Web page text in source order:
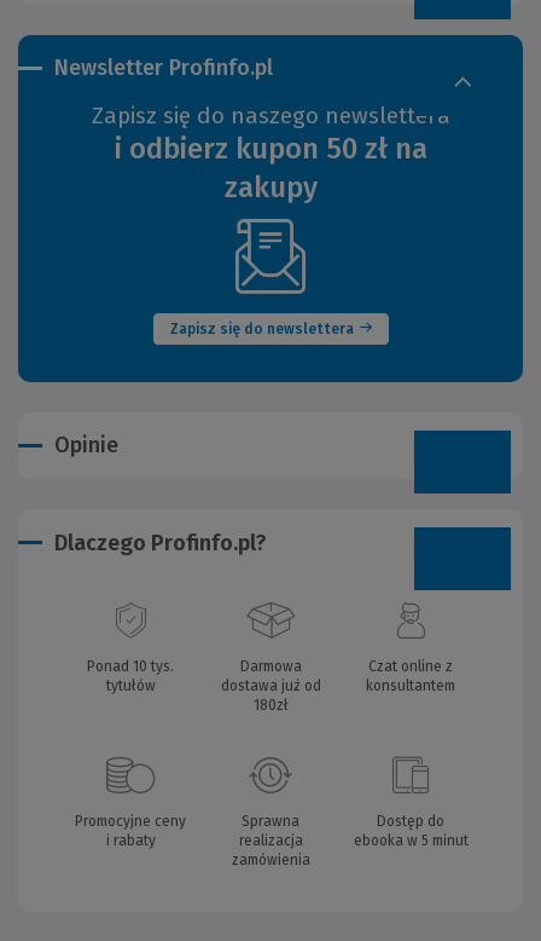
Newsletter Profinfo.pl
Zapisz się do naszego newslettera
i odbierz kupon 50 zł na
zakupy
Zapisz się do newslettera
(Nowe
okno)
Opinie
Dlaczego Profinfo.pl?
Ponad 10 tys.
tytułów
Darmowa
dostawa już od
180zł
Czat online z
konsultantem
Promocyjne ceny
i rabaty
Sprawna
realizacja
zamówienia
Dostęp do
ebooka w 5 minut